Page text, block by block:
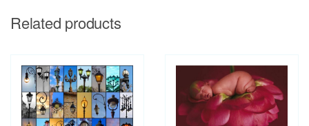
Related products